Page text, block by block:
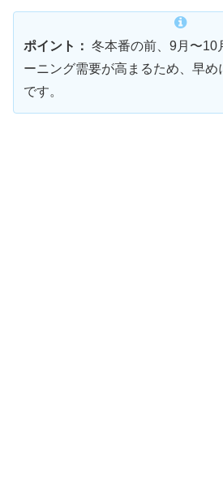
ポイント： 冬本番の前、9月〜10
ーニング需要が高まるため、早め
です。